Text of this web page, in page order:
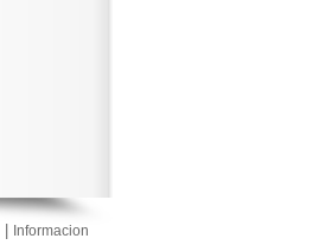
Informacion